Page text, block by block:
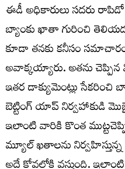
ఈడీ అధికారులు సదరు
బ్యాంకు ఖాతా గురించి
కూడా తనకు కనీసం
అవాక్కయ్యారు. అతను
ఇతర డాక్యుమెంట్లు
బెట్టింగ్ యాప్ నిర్వహాకుడి
ఇలాంటి వారికి కొంత
మ్యూల్ ఖతాలను